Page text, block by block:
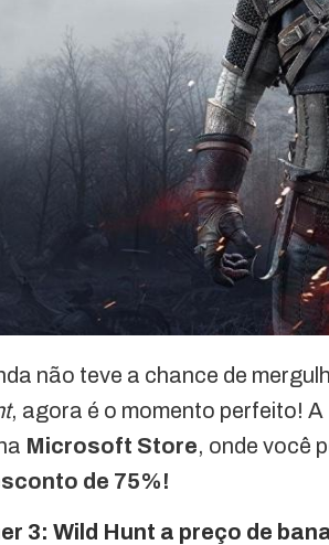
não teve a chance de
, agora é o momento perfeito!
Microsoft Store, onde você
de 75%!
3: Wild Hunt a preço de